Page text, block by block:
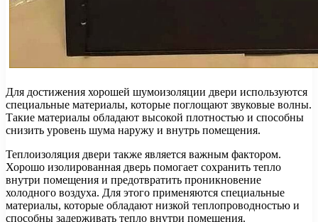
Для достижения хорошей шумоизоляции двери используются
специальные материалы, которые поглощают звуковые волны.
Такие материалы обладают высокой плотностью и способны
снизить уровень шума наружу и внутрь помещения.
Теплоизоляция двери также является важным фактором.
Хорошо изолированная дверь помогает сохранить тепло
внутри помещения и предотвратить проникновение
холодного воздуха. Для этого применяются специальные
материалы, которые обладают низкой теплопроводностью и
способны задерживать тепло внутри помещения.